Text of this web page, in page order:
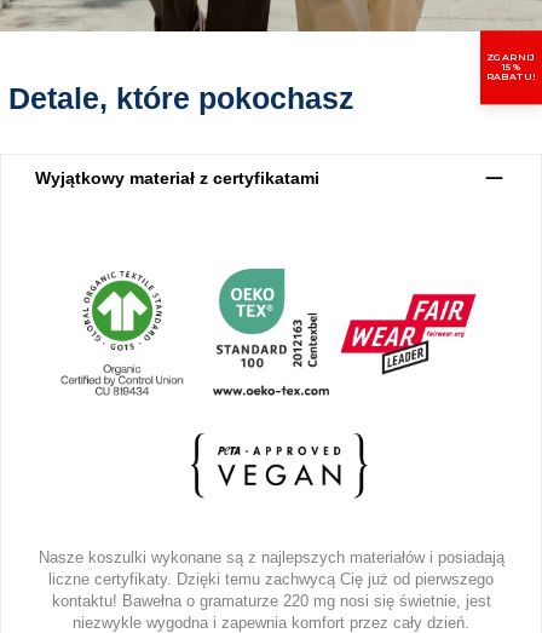
Detale, które pokochasz
Wyjątkowy materiał z certyfikatami
Nasze koszulki wykonane są z najlepszych materiałów i posiadają
liczne certyfikaty. Dzięki temu zachwycą Cię już od pierwszego
kontaktu! Bawełna o gramaturze 220 mg nosi się świetnie, jest
niezwykle wygodna i zapewnia komfort przez cały dzień.
ZGARNIJ
15%
RABATU!